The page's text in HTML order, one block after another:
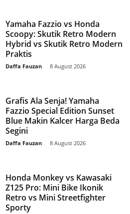
Yamaha Fazzio vs Honda
Scoopy: Skutik Retro Modern
Hybrid vs Skutik Retro Modern
Praktis
Daffa Fauzan 8 August 2026
Grafis Ala Senja! Yamaha
Fazzio Special Edition Sunset
Blue Makin Kalcer Harga Beda
Segini
Daffa Fauzan 8 August 2026
Honda Monkey vs Kawasaki
Z125 Pro: Mini Bike Ikonik
Retro vs Mini Streetfighter
Sporty